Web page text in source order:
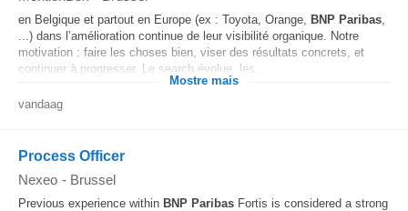
en Belgique et partout en Europe (ex : Toyota, Orange, BNP Paribas,
...) dans l’amélioration continue de leur visibilité organique. Notre
motivation : faire les choses bien, viser des résultats concrets, et
continuer à progresser. Le search évolue, les...
Mostre mais
vandaag
Process Officer
Nexeo - Brussel
Previous experience within BNP Paribas Fortis is considered a strong